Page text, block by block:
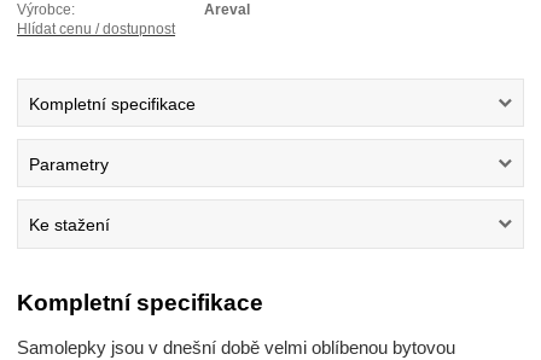
Výrobce:
Areval
Hlídat cenu / dostupnost
Kompletní specifikace
Parametry
Ke stažení
Kompletní specifikace
Samolepky jsou v dnešní době velmi oblíbenou bytovou